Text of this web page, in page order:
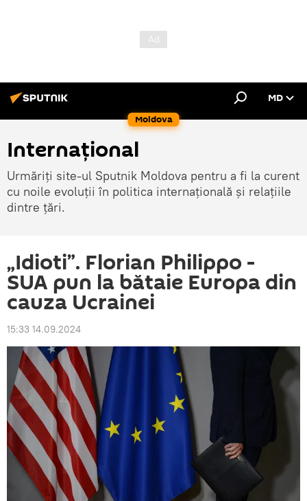
Moldova
MD
Internațional
Urmăriți site-ul Sputnik Moldova pentru a fi la curent
cu noile evoluții în politica internațională și relațiile
dintre țări.
„Idioti”. Florian Philippo -
SUA pun la bătaie Europa din
cauza Ucrainei
15:33 14.09.2024